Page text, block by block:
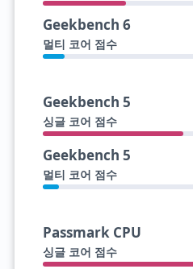
Geekbench 6
멀티 코어 점수
Geekbench 5
싱글 코어 점수
Geekbench 5
멀티 코어 점수
Passmark CPU
싱글 코어 점수